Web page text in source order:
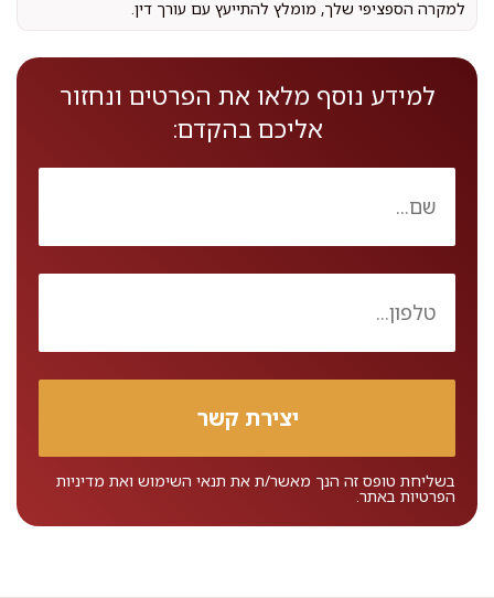
למקרה הספציפי שלך, מומלץ להתייעץ עם עורך דין.
למידע נוסף מלאו את הפרטים ונחזור
אליכם בהקדם:
בשליחת טופס זה הנך מאשר/ת את תנאי השימוש ואת מדיניות
הפרטיות באתר.